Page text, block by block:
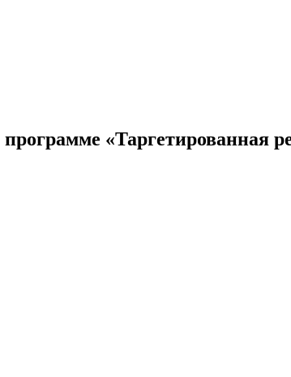
«Таргетированная